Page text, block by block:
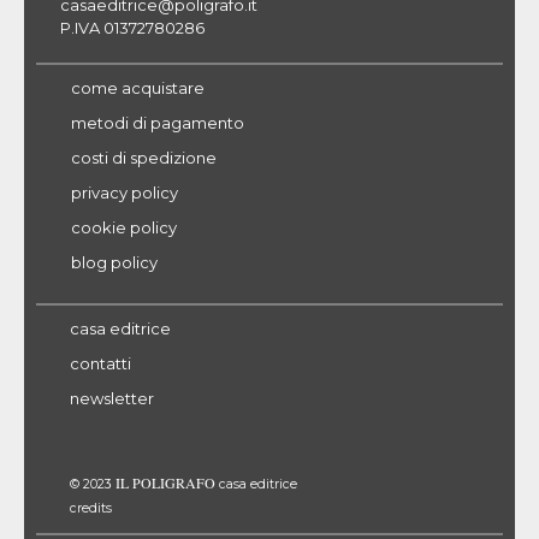
casaeditrice@poligrafo.it
P.IVA 01372780286
come acquistare
metodi di pagamento
costi di spedizione
privacy policy
cookie policy
blog policy
casa editrice
contatti
newsletter
© 2023 IL POLIGRAFO casa editrice
credits